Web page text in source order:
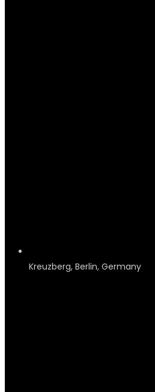
Kreuzberg, Berlin, Germany